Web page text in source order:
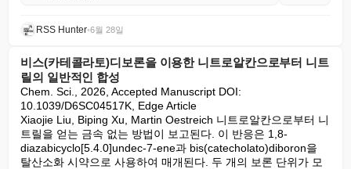
RSS Hunter•6월 28일
비스(카테콜라토)디보론을 이용한 니트로알칸으로부터 니트
릴의 일반적인 합성
Chem. Sci., 2026, Accepted Manuscript DOI:
10.1039/D6SC04517K, Edge Article
Xiaojie Liu, Biping Xu, Martin Oestreich 니트로알칸으로부터 니
트릴을 얻는 금속 없는 방법이 보고된다. 이 반응은 1,8-
diazabicyclo[5.4.0]undec-7-ene과 bis(catecholato)diboron을
탈산소화 시약으로 사용하여 매개된다. 두 개의 보론 단위가 모